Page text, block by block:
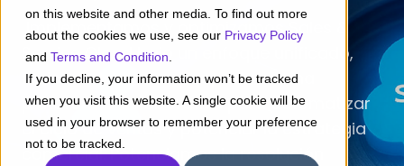
on this website and other media. To find out more
about the cookies we use, see our Privacy Policy
and Terms and Condition
If you decline, your information won’t be tracked
when you visit this website. A single cookie will be
used in your browser to remember your preference
not to be tracked.
Implementamos y optimizamos Sales &
Service Cloud bajo un enfoque unificado,
fusionando ventas y soporte en una
plataforma colaborativa para automatizar
el ciclo de ventas y potenciar la estrategia
comercial. Potenciamos la resolución